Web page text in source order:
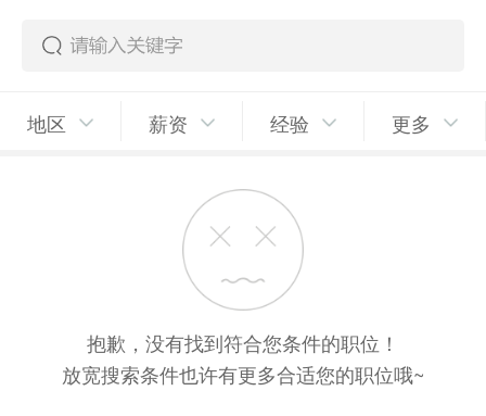
地区 薪资 经验 更多
抱歉，没有找到符合您条件的职位！
放宽搜索条件也许有更多合适您的职位哦~